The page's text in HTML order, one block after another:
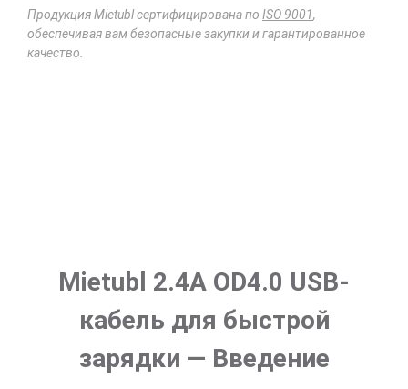
Продукция Mietubl сертифицирована по ISO 9001,
обеспечивая вам безопасные закупки и гарантированное
качество.
Mietubl 2.4A OD4.0 USB-
кабель для быстрой
зарядки — Введение